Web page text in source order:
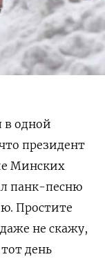
в одной
президент
Минских
панк-песню
Простите
не скажу,
день